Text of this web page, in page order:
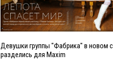
Девушки группы "Фабрика" в новом
разделись для Maxim